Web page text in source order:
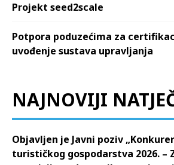
Projekt seed2scale
Potpora poduzećima za
uvođenje sustava upravljanja
NAJNOVIJI
Objavljen je Javni poziv
turističkog gospodarstva 2026. –